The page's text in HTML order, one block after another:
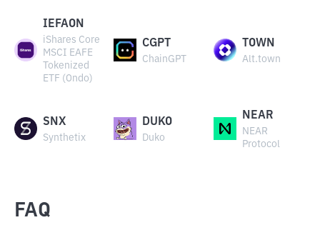
IEFAON
iShares Core
MSCI EAFE
Tokenized
ETF (Ondo)
CGPT
ChainGPT
TOWN
Alt.town
SNX
Synthetix
DUKO
Duko
NEAR
NEAR
Protocol
FAQ